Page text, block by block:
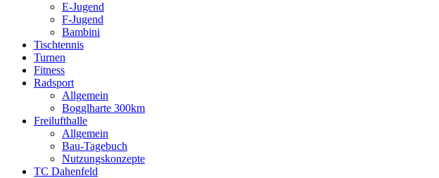
E-Jugend
F-Jugend
Bambini
Tischtennis
Turnen
Fitness
Radsport
Allgemein
Bogglharte 300km
Freilufthalle
Allgemein
Bau-Tagebuch
Nutzungskonzepte
TC Dahenfeld